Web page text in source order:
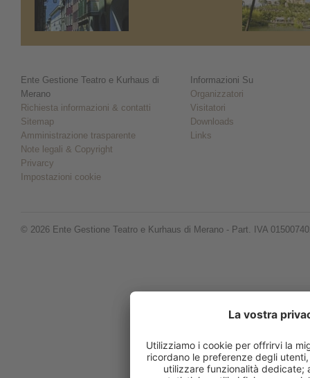
Ente Gestione Teatro e Kurhaus di
Merano
Richiesta informazioni & contatti
Sitemap
Amministrazione trasparente
Note legali & Copyright
Privarcy
Impostazioni cookie
Informazioni Su
Organizzatori
Visitatori
Downloads
Links
© 2026 Ente Gestione Teatro e Kurhaus di Merano - Part. IVA